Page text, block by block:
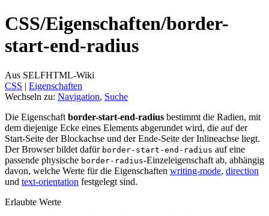
CSS/Eigenschaften/border-
start-end-radius
Aus SELFHTML-Wiki
CSS ‎ | Eigenschaften
Wechseln zu: Navigation, Suche
Die Eigenschaft border-start-end-radius bestimmt die Radien, mit
dem diejenige Ecke eines Elements abgerundet wird, die auf der
Start-Seite der Blockachse und der Ende-Seite der Inlineachse liegt.
Der Browser bildet dafür border-start-end-radius auf eine
passende physische border-radius-Einzeleigenschaft ab, abhängig
davon, welche Werte für die Eigenschaften writing-mode, direction
und text-orientation festgelegt sind.
Erlaubte Werte